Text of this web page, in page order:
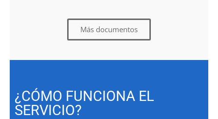
Más documentos
¿CÓMO FUNCIONA EL
SERVICIO?